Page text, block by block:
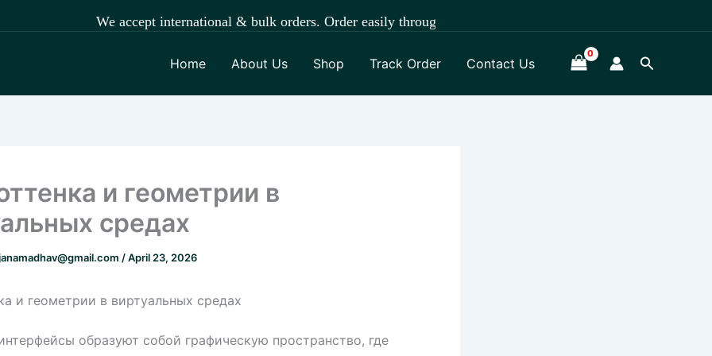
We accept international & bulk orders. Order easily through WhatsApp +918891472841.
Home About Us Shop Track Order Contact Us Search
и геометрии в
средах
/April 23, 2026
и геометрии в виртуальных средах
образуют собой графическую пространство, где